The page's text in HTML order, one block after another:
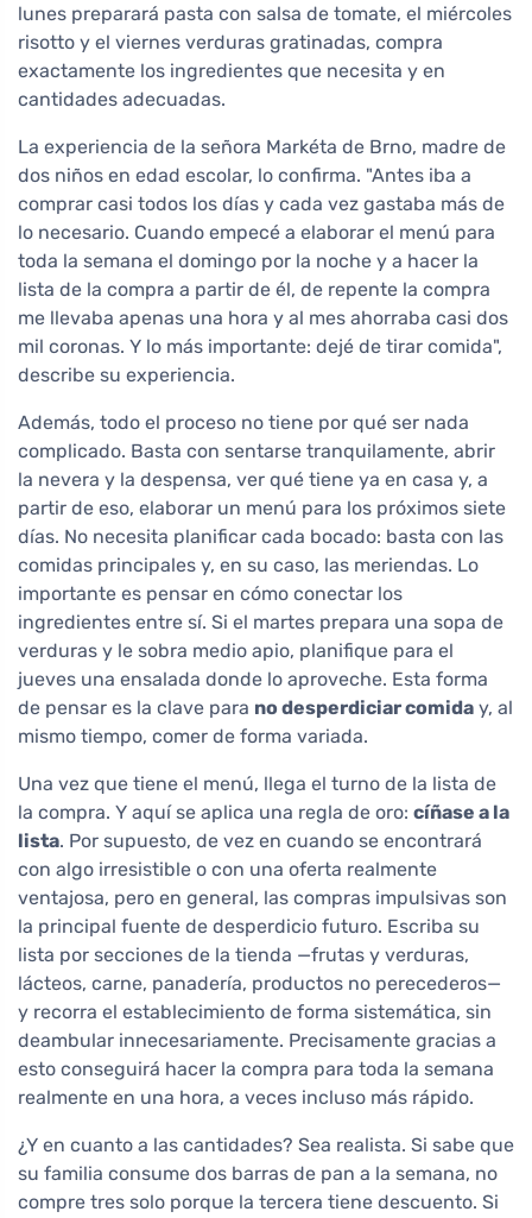
lunes preparará pasta con salsa de tomate, el miércoles
risotto y el viernes verduras gratinadas, compra
exactamente los ingredientes que necesita y en
cantidades adecuadas.
La experiencia de la señora Markéta de Brno, madre de
dos niños en edad escolar, lo confirma. "Antes iba a
comprar casi todos los días y cada vez gastaba más de
lo necesario. Cuando empecé a elaborar el menú para
toda la semana el domingo por la noche y a hacer la
lista de la compra a partir de él, de repente la compra
me llevaba apenas una hora y al mes ahorraba casi dos
mil coronas. Y lo más importante: dejé de tirar comida",
describe su experiencia.
Además, todo el proceso no tiene por qué ser nada
complicado. Basta con sentarse tranquilamente, abrir
la nevera y la despensa, ver qué tiene ya en casa y, a
partir de eso, elaborar un menú para los próximos siete
días. No necesita planificar cada bocado: basta con las
comidas principales y, en su caso, las meriendas. Lo
importante es pensar en cómo conectar los
ingredientes entre sí. Si el martes prepara una sopa de
verduras y le sobra medio apio, planifique para el
jueves una ensalada donde lo aproveche. Esta forma
de pensar es la clave para no desperdiciar comida y, al
mismo tiempo, comer de forma variada.
Una vez que tiene el menú, llega el turno de la lista de
la compra. Y aquí se aplica una regla de oro: cíñase a la
lista. Por supuesto, de vez en cuando se encontrará
con algo irresistible o con una oferta realmente
ventajosa, pero en general, las compras impulsivas son
la principal fuente de desperdicio futuro. Escriba su
lista por secciones de la tienda —frutas y verduras,
lácteos, carne, panadería, productos no perecederos—
y recorra el establecimiento de forma sistemática, sin
deambular innecesariamente. Precisamente gracias a
esto conseguirá hacer la compra para toda la semana
realmente en una hora, a veces incluso más rápido.
¿Y en cuanto a las cantidades? Sea realista. Si sabe que
su familia consume dos barras de pan a la semana, no
compre tres solo porque la tercera tiene descuento. Si